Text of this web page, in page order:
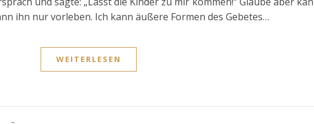
ihn nur vorleben. Ich kann äußere Formen des Gebetes…
WEITERLESEN